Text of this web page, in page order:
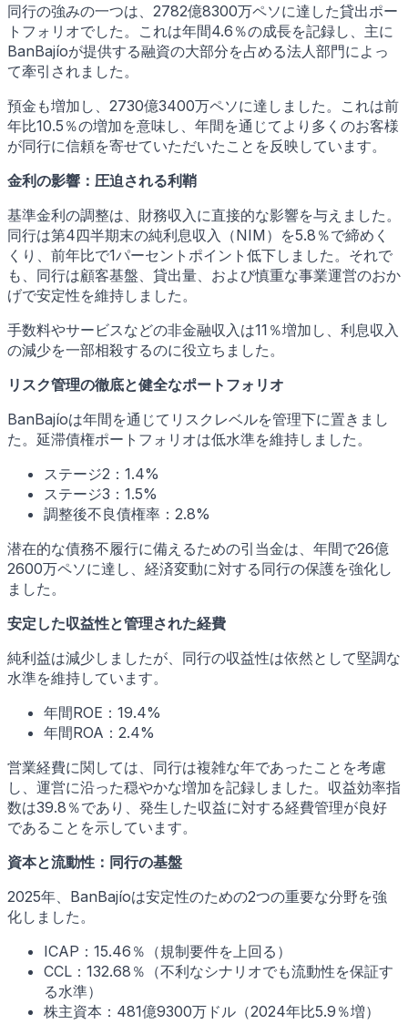
同行の強みの一つは、2782億8300万ペソに達した貸出ポー
トフォリオでした。これは年間4.6％の成長を記録し、主に
BanBajíoが提供する融資の大部分を占める法人部門によっ
て牽引されました。
預金も増加し、2730億3400万ペソに達しました。これは前
年比10.5％の増加を意味し、年間を通じてより多くのお客様
が同行に信頼を寄せていただいたことを反映しています。
金利の影響：圧迫される利鞘
基準金利の調整は、財務収入に直接的な影響を与えました。
同行は第4四半期末の純利息収入（NIM）を5.8％で締めく
くり、前年比で1パーセントポイント低下しました。それで
も、同行は顧客基盤、貸出量、および慎重な事業運営のおか
げで安定性を維持しました。
手数料やサービスなどの非金融収入は11％増加し、利息収入
の減少を一部相殺するのに役立ちました。
リスク管理の徹底と健全なポートフォリオ
BanBajíoは年間を通じてリスクレベルを管理下に置きまし
た。延滞債権ポートフォリオは低水準を維持しました。
ステージ2：1.4%
ステージ3：1.5%
調整後不良債権率：2.8%
潜在的な債務不履行に備えるための引当金は、年間で26億
2600万ペソに達し、経済変動に対する同行の保護を強化し
ました。
安定した収益性と管理された経費
純利益は減少しましたが、同行の収益性は依然として堅調な
水準を維持しています。
年間ROE：19.4%
年間ROA：2.4%
営業経費に関しては、同行は複雑な年であったことを考慮
し、運営に沿った穏やかな増加を記録しました。収益効率指
数は39.8％であり、発生した収益に対する経費管理が良好
であることを示しています。
資本と流動性：同行の基盤
2025年、BanBajíoは安定性のための2つの重要な分野を強
化しました。
ICAP：15.46％（規制要件を上回る）
CCL：132.68％（不利なシナリオでも流動性を保証す
る水準）
株主資本：481億9300万ドル（2024年比5.9％増）